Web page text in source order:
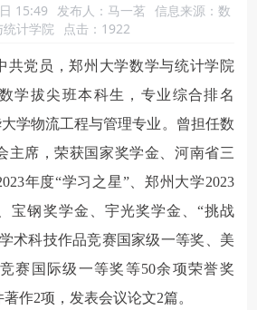
15:49 发布人：马一茗 信息来源：数
统计学院
点击： 1922
共党员，郑州大学数学与统计学院
学拔尖班本科生，专业综合排名
学物流工程与管理专业。曾担任数
主席，荣获国家奖学金、河南省三
年度“学习之星”、郑州大学2023
宝钢奖学金、宇光奖学金、“挑战
术科技作品竞赛国家级一等奖、美
赛国际级一等奖等50余项荣誉奖
作2项，发表会议论文2篇。